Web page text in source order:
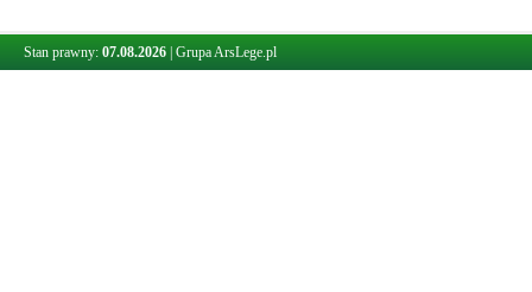
Stan prawny: 07.08.2026 Grupa ArsLege.pl